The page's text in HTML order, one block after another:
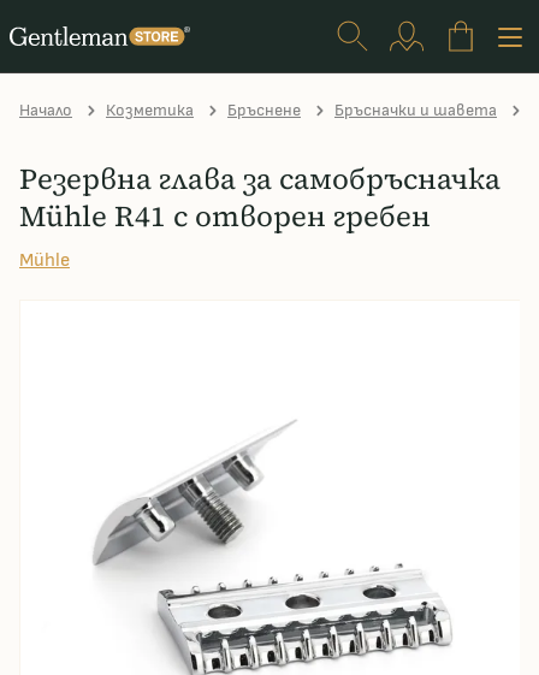
Начало Козметика Бръснене Бръсначки и шавета
Резервна глава за самобръсначка
Mühle R41 с отворен гребен
Mühle